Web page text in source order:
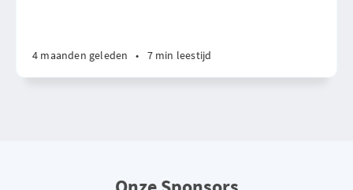
4 maanden geleden • 7 min leestijd